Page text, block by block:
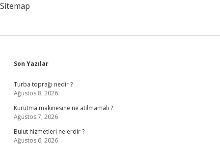
Sitemap
Sidebar
Son Yazılar
Turba toprağı nedir ?
Ağustos 8, 2026
Kurutma makinesine ne atılmamalı ?
Ağustos 7, 2026
Bulut hizmetleri nelerdir ?
Ağustos 6, 2026